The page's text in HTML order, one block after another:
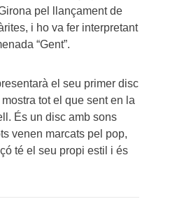
pel llançament de
i ho va fer interpretant
“Gent”.
el seu primer disc
tot el que sent en la
És un disc amb sons
venen marcats pel pop,
té el seu propi estil i és